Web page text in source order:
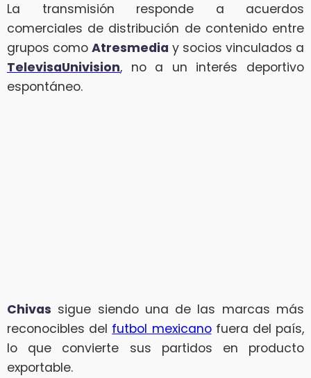
La transmisión responde a acuerdos
comerciales de distribución de contenido entre
grupos como Atresmedia y socios vinculados a
TelevisaUnivision, no a un interés deportivo
espontáneo.
Chivas sigue siendo una de las marcas más
reconocibles del futbol mexicanofuera del país,
lo que convierte sus partidos en producto
exportable.